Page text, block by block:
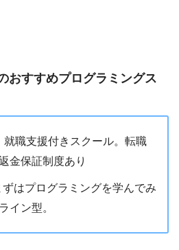
おすすめプログラミングス
就職支援付きスクール。転職
金保証制度あり
ずはプログラミングを学んでみ
イン型。